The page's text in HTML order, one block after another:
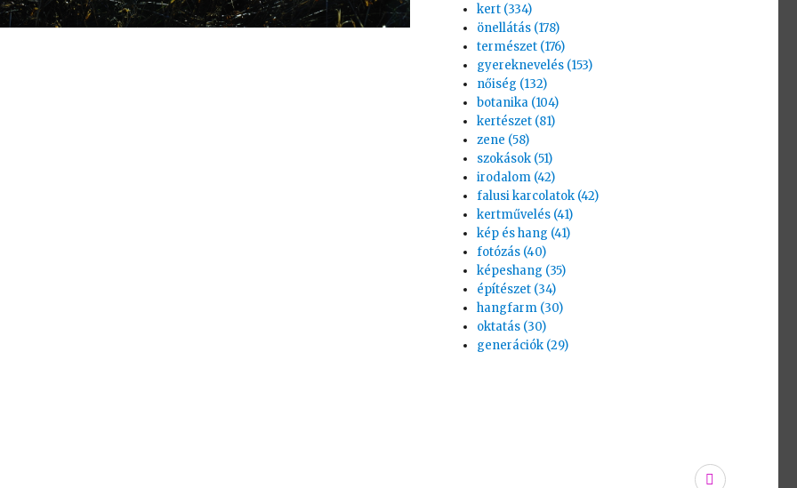
kert (334)
önellátás (178)
természet (176)
gyereknevelés (153)
nőiség (132)
botanika (104)
kertészet (81)
zene (58)
szokások (51)
irodalom (42)
falusi karcolatok (42)
kertművelés (41)
kép és hang (41)
fotózás (40)
képeshang (35)
építészet (34)
hangfarm (30)
oktatás (30)
generációk (29)